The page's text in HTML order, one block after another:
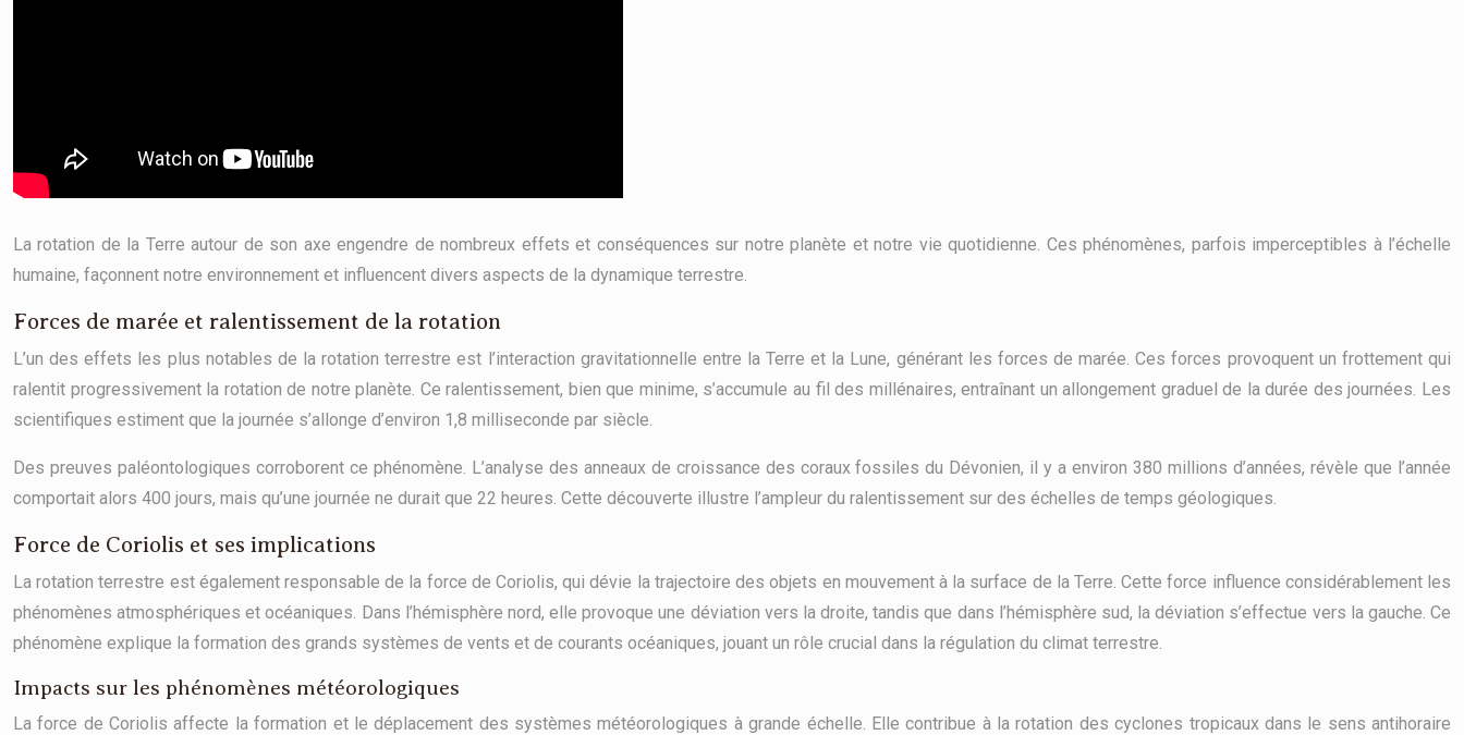
La rotation de la Terre autour de son axe engendre de nombreux effets et conséquences sur notre planète et notre vie quotidienne. Ces phénomènes, parfois imperceptibles à l’échelle
humaine, façonnent notre environnement et influencent divers aspects de la dynamique terrestre.
Forces de marée et ralentissement de la rotation
L’un des effets les plus notables de la rotation terrestre est l’interaction gravitationnelle entre la Terre et la Lune, générant les forces de marée. Ces forces provoquent un frottement qui
ralentit progressivement la rotation de notre planète. Ce ralentissement, bien que minime, s’accumule au fil des millénaires, entraînant un allongement graduel de la durée des journées. Les
scientifiques estiment que la journée s’allonge d’environ 1,8 milliseconde par siècle.
Des preuves paléontologiques corroborent ce phénomène. L’analyse des anneaux de croissance des coraux fossiles du Dévonien, il y a environ 380 millions d’années, révèle que l’année
comportait alors 400 jours, mais qu’une journée ne durait que 22 heures. Cette découverte illustre l’ampleur du ralentissement sur des échelles de temps géologiques.
Force de Coriolis et ses implications
La rotation terrestre est également responsable de la force de Coriolis, qui dévie la trajectoire des objets en mouvement à la surface de la Terre. Cette force influence considérablement les
phénomènes atmosphériques et océaniques. Dans l’hémisphère nord, elle provoque une déviation vers la droite, tandis que dans l’hémisphère sud, la déviation s’effectue vers la gauche. Ce
phénomène explique la formation des grands systèmes de vents et de courants océaniques, jouant un rôle crucial dans la régulation du climat terrestre.
Impacts sur les phénomènes météorologiques
La force de Coriolis affecte la formation et le déplacement des systèmes météorologiques à grande échelle. Elle contribue à la rotation des cyclones tropicaux dans le sens antihoraire